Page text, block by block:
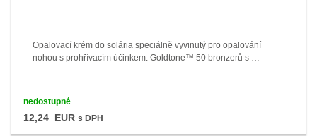
Opalovací krém do solária speciálně vyvinutý pro opalování
nohou s prohřívacím účinkem. Goldtone™ 50 bronzerů s …
nedostupné
12,24 EUR s DPH